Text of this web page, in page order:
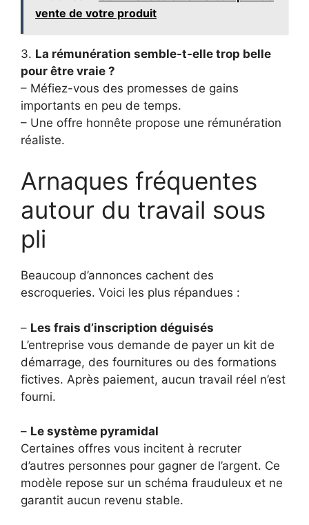
vente de votre produit
3. La rémunération semble-t-elle trop belle
pour être vraie ?
– Méfiez-vous des promesses de gains
importants en peu de temps.
– Une offre honnête propose une rémunération
réaliste.
Arnaques fréquentes
autour du travail sous
pli
Beaucoup d’annonces cachent des
escroqueries. Voici les plus répandues :
– Les frais d’inscription déguisés
L’entreprise vous demande de payer un kit de
démarrage, des fournitures ou des formations
fictives. Après paiement, aucun travail réel n’est
fourni.
– Le système pyramidal
Certaines offres vous incitent à recruter
d’autres personnes pour gagner de l’argent. Ce
modèle repose sur un schéma frauduleux et ne
garantit aucun revenu stable.